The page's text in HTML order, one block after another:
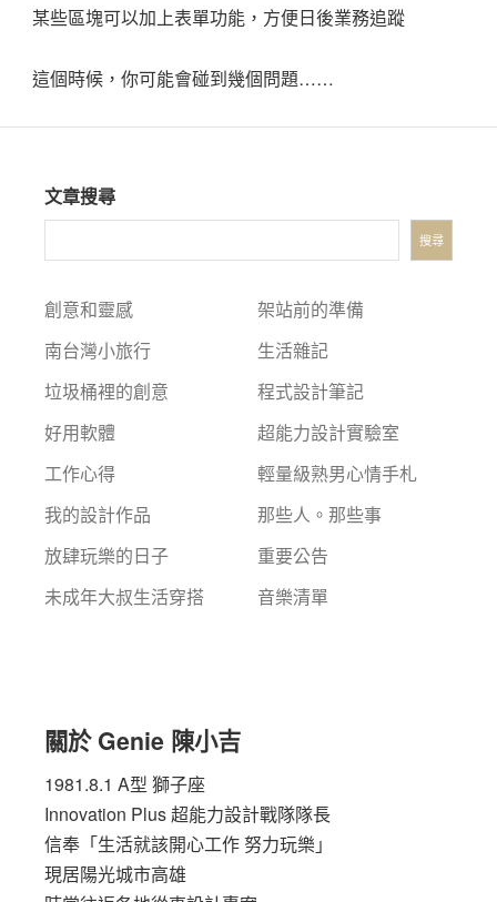
某些區塊可以加上表單功能，方便日後業務追蹤
這個時候，你可能會碰到幾個問題……
文章搜尋
搜尋
創意和靈感
南台灣小旅行
垃圾桶裡的創意
好用軟體
工作心得
我的設計作品
放肆玩樂的日子
未成年大叔生活穿搭
架站前的準備
生活雜記
程式設計筆記
超能力設計實驗室
輕量級熟男心情手札
那些人。那些事
重要公告
音樂清單
關於 Genie 陳小吉
1981.8.1 A型 獅子座
Innovation Plus超能力設計戰隊隊長
信奉「生活就該開心工作 努力玩樂」
現居陽光城市高雄